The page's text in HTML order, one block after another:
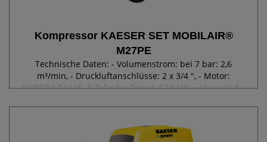
Kompressor KAESER SET MOBILAIR®
M27PE
Technische Daten: - Volumenstrom: bei 7 bar: 2,6
m³/min, - Druckluftanschlüsse: 2 x 3/4 ", - Motor:
KUBOTA D1105, 3-Zylinder Diesel, 17,9 kW, - Abgasstufe: